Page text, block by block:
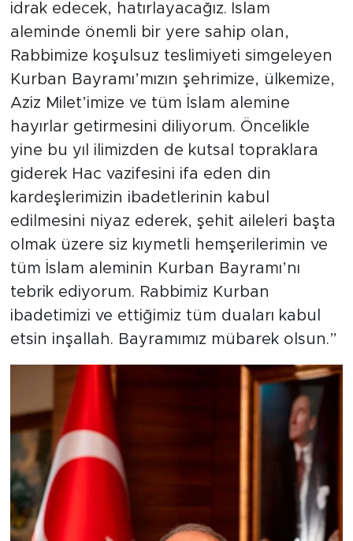
idrak edecek, hatırlayacağız. İslam
aleminde önemli bir yere sahip olan,
Rabbimize koşulsuz teslimiyeti simgeleyen
Kurban Bayramı’mızın şehrimize, ülkemize,
Aziz Milet’imize ve tüm İslam alemine
hayırlar getirmesini diliyorum. Öncelikle
yine bu yıl ilimizden de kutsal topraklara
giderek Hac vazifesini ifa eden din
kardeşlerimizin ibadetlerinin kabul
edilmesini niyaz ederek, şehit aileleri başta
olmak üzere siz kıymetli hemşerilerimin ve
tüm İslam aleminin Kurban Bayramı’nı
tebrik ediyorum. Rabbimiz Kurban
ibadetimizi ve ettiğimiz tüm duaları kabul
etsin inşallah. Bayramımız mübarek olsun.”